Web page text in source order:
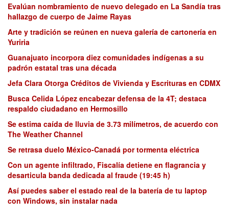
Evalúan nombramiento de nuevo delegado en La Sandía tras
hallazgo de cuerpo de Jaime Rayas
Arte y tradición se reúnen en nueva galería de cartonería en
Yuriria
Guanajuato incorpora diez comunidades indígenas a su
padrón estatal tras una década
Jefa Clara Otorga Créditos de Vivienda y Escrituras en CDMX
Busca Celida López encabezar defensa de la 4T; destaca
respaldo ciudadano en Hermosillo
Se estima caída de lluvia de 3.73 milímetros, de acuerdo con
The Weather Channel
Se retrasa duelo México-Canadá por tormenta eléctrica
Con un agente infiltrado, Fiscalía detiene en flagrancia y
desarticula banda dedicada al fraude (19:45 h)
Así puedes saber el estado real de la batería de tu laptop
con Windows, sin instalar nada